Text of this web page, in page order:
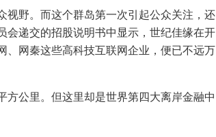
视野。而这个群岛第一次引起公众关注，还
会递交的招股说明书中显示，世纪佳缘在开
、网秦这些高科技互联网企业，便已不远万
方公里。但这里却是世界第四大离岸金融中